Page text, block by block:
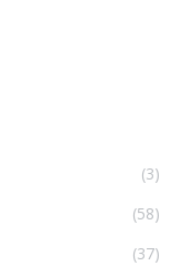
(3)
(58)
(37)